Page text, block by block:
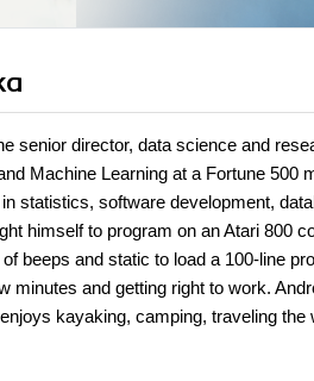
senior director, data science and
Machine Learning at a Fortune
statistics, software development,
himself to program on an Atari 800
beeps and static to load a 100-line
minutes and getting right to work.
kayaking, camping, traveling